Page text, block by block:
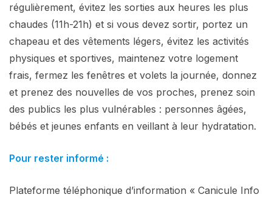
régulièrement, évitez les sorties aux heures les plus
chaudes (11h-21h) et si vous devez sortir, portez un
chapeau et des vêtements légers, évitez les activités
physiques et sportives, maintenez votre logement
frais, fermez les fenêtres et volets la journée, donnez
et prenez des nouvelles de vos proches, prenez soin
des publics les plus vulnérables : personnes âgées,
bébés et jeunes enfants en veillant à leur hydratation.
Pour rester informé :
Plateforme téléphonique d’information « Canicule Info